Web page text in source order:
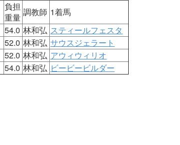
負担
重量 調教師 1着馬
54.0 林和弘 スティールフェスタ
52.0 林和弘 サウスジェラート
52.0 林和弘 アウィウィリオ
54.0 林和弘 ビービービルダー